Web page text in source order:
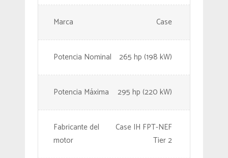
Marca Case
Potencia Nominal 265 hp (198 kW)
Potencia Máxima 295 hp (220 kW)
Fabricante del
motor
Case IH FPT-NEF
Tier 2